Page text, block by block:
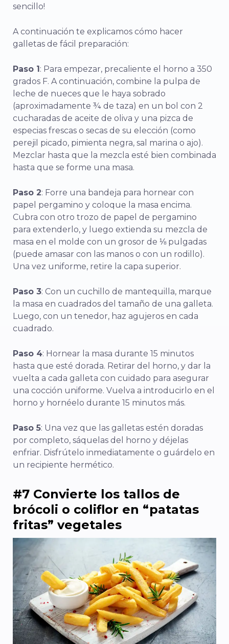
sencillo!
A continuación te explicamos cómo hacer
galletas de fácil preparación:
Paso 1: Para empezar, precaliente el horno a 350
grados F. A continuación, combine la pulpa de
leche de nueces que le haya sobrado
(aproximadamente ¾ de taza) en un bol con 2
cucharadas de aceite de oliva y una pizca de
especias frescas o secas de su elección (como
perejil picado, pimienta negra, sal marina o ajo).
Mezclar hasta que la mezcla esté bien combinada
hasta que se forme una masa.
Paso 2: Forre una bandeja para hornear con
papel pergamino y coloque la masa encima.
Cubra con otro trozo de papel de pergamino
para extenderlo, y luego extienda su mezcla de
masa en el molde con un grosor de ⅛ pulgadas
(puede amasar con las manos o con un rodillo).
Una vez uniforme, retire la capa superior.
Paso 3: Con un cuchillo de mantequilla, marque
la masa en cuadrados del tamaño de una galleta.
Luego, con un tenedor, haz agujeros en cada
cuadrado.
Paso 4: Hornear la masa durante 15 minutos
hasta que esté dorada. Retirar del horno, y dar la
vuelta a cada galleta con cuidado para asegurar
una cocción uniforme. Vuelva a introducirlo en el
horno y hornéelo durante 15 minutos más.
Paso 5: Una vez que las galletas estén doradas
por completo, sáquelas del horno y déjelas
enfriar. Disfrútelo inmediatamente o guárdelo en
un recipiente hermético.
#7 Convierte los tallos de
brócoli o coliflor en “patatas
fritas” vegetales